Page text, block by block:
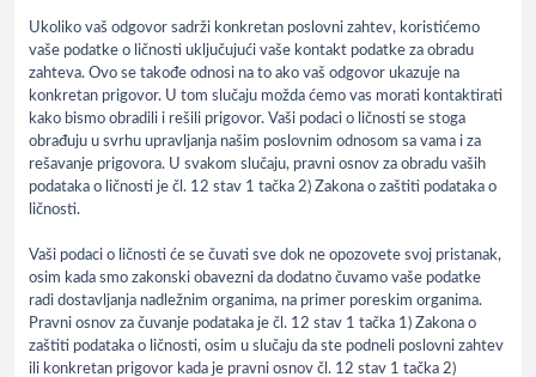
Ukoliko vaš odgovor sadrži konkretan poslovni zahtev, koristićemo
vaše podatke o ličnosti uključujući vaše kontakt podatke za obradu
zahteva. Ovo se takođe odnosi na to ako vaš odgovor ukazuje na
konkretan prigovor. U tom slučaju možda ćemo vas morati kontaktirati
kako bismo obradili i rešili prigovor. Vaši podaci o ličnosti se stoga
obrađuju u svrhu upravljanja našim poslovnim odnosom sa vama i za
rešavanje prigovora. U svakom slučaju, pravni osnov za obradu vaših
podataka o ličnosti je čl. 12 stav 1 tačka 2) Zakona o zaštiti podataka o
ličnosti.
Vaši podaci o ličnosti će se čuvati sve dok ne opozovete svoj pristanak,
osim kada smo zakonski obavezni da dodatno čuvamo vaše podatke
radi dostavljanja nadležnim organima, na primer poreskim organima.
Pravni osnov za čuvanje podataka je čl. 12 stav 1 tačka 1) Zakona o
zaštiti podataka o ličnosti, osim u slučaju da ste podneli poslovni zahtev
ili konkretan prigovor kada je pravni osnov čl. 12 stav 1 tačka 2)